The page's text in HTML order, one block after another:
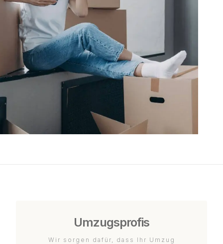
Umzugsprofis
Wir sorgen dafür, dass Ihr Umzug